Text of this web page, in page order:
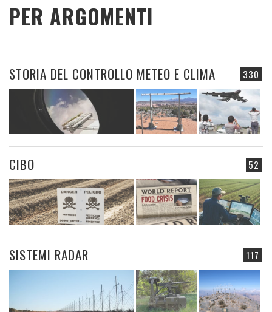
PER ARGOMENTI
330
STORIA DEL CONTROLLO METEO E CLIMA
52
CIBO
117
SISTEMI RADAR